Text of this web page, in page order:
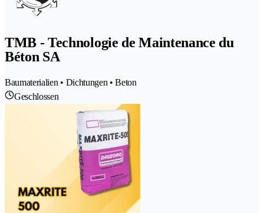
TMB - Technologie de Maintenance du
Béton SA
Baumaterialien • Dichtungen • Beton
Geschlossen